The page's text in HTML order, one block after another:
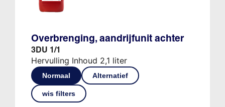
Overbrenging, aandrijfunit achter
3DU 1/1
Hervulling Inhoud 2,1 liter
Normaal Alternatief
wis filters